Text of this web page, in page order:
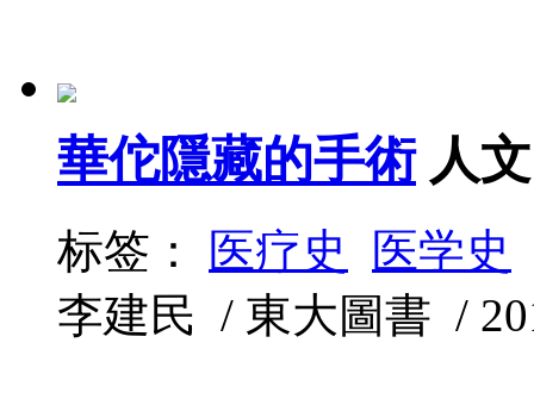
華佗隱藏的手術 人
标签： 医疗史
医学史
李建民 / 東大圖書 /